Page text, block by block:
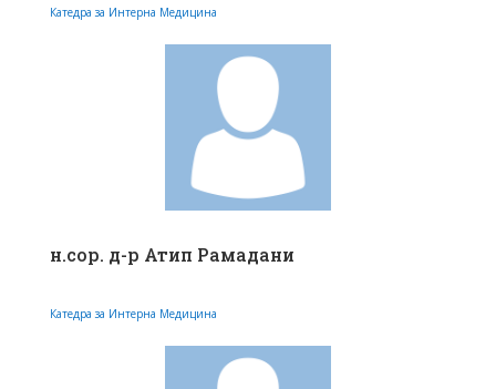
Катедра за Интерна Медицина
н.сор. д-р Атип Рамадани
Катедра за Интерна Медицина